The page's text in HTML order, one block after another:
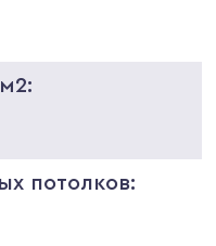
потолков: